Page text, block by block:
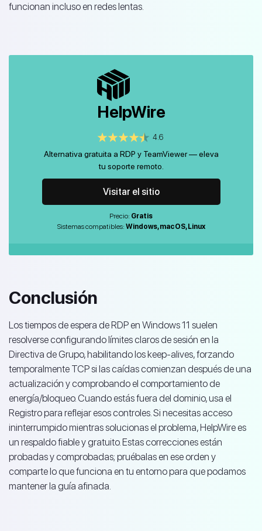
funcionan incluso en redes lentas.
HelpWire
4.6
Alternativa gratuita a RDP y TeamViewer — eleva
tu soporte remoto.
Visitar el sitio
Precio: Gratis
Sistemas compatibles: Windows, macOS, Linux
Conclusión
Los tiempos de espera de RDP en Windows 11 suelen
resolverse configurando límites claros de sesión en la
Directiva de Grupo, habilitando los keep-alives, forzando
temporalmente TCP si las caídas comienzan después de una
actualización y comprobando el comportamiento de
energía/bloqueo. Cuando estás fuera del dominio, usa el
Registro para reflejar esos controles. Si necesitas acceso
ininterrumpido mientras solucionas el problema, HelpWire es
un respaldo fiable y gratuito. Estas correcciones están
probadas y comprobadas; pruébalas en ese orden y
comparte lo que funciona en tu entorno para que podamos
mantener la guía afinada.